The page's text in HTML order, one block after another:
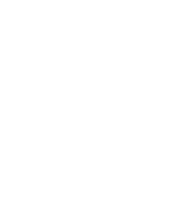
Die große Versuchung.